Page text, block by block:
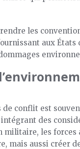
les
aux États
conflit est
des
les forces
mais aussi créer